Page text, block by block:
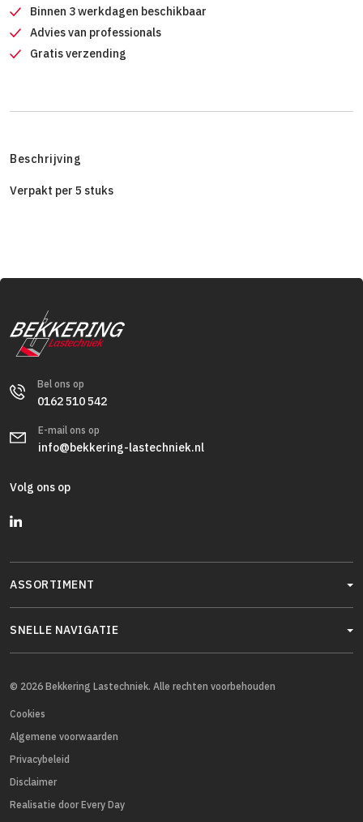
Binnen 3 werkdagen beschikbaar
Advies van professionals
Gratis verzending
Beschrijving
Verpakt per 5 stuks
Bel ons op
0162 510 542
E-mail ons op
info@bekkering-lastechniek.nl
Volg ons op
ASSORTIMENT
SNELLE NAVIGATIE
© 2026 Bekkering Lastechniek. Alle rechten voorbehouden
Cookies
Algemene voorwaarden
Privacybeleid
Disclaimer
Realisatie door Every Day